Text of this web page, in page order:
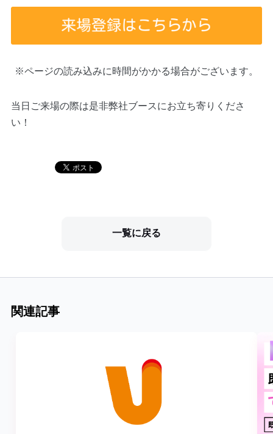
※ページの読み込みに時間がかかる場合がございます。
当日ご来場の際は是非弊社ブースにお立ち寄りくださ
い！
一覧に戻る
関連記事